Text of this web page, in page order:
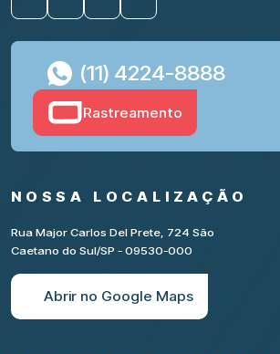
(11) 4224-8888
Rastreamento
NOSSA LOCALIZAÇÃO
Rua Major Carlos Del Prete, 724 São
Caetano do Sul/SP - 09530-000
Abrir no Google Maps